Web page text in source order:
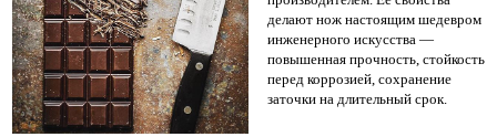
делают нож настоящим шедевром
инженерного искусства —
повышенная прочность, стойкость
перед коррозией, сохранение
заточки на длительный срок.